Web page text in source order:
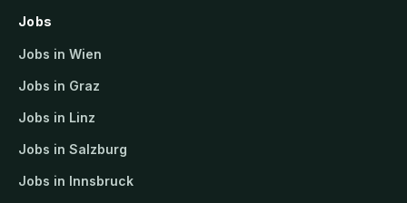
Jobs
Jobs in Wien
Jobs in Graz
Jobs in Linz
Jobs in Salzburg
Jobs in Innsbruck